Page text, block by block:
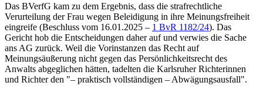
Das BVerfG kam zu dem Ergebnis, dass die strafrechtliche
Verurteilung der Frau wegen Beleidigung in ihre Meinungsfreiheit
eingreife (Beschluss vom 16.01.2025 – 1 BvR 1182/24). Das
Gericht hob die Entscheidungen daher auf und verwies die Sache
ans AG zurück. Weil die Vorinstanzen das Recht auf
Meinungsäußerung nicht gegen das Persönlichkeitsrecht des
Anwalts abgeglichen hätten, tadelten die Karlsruher Richterinnen
und Richter den "– praktisch vollständigen – Abwägungsausfall".